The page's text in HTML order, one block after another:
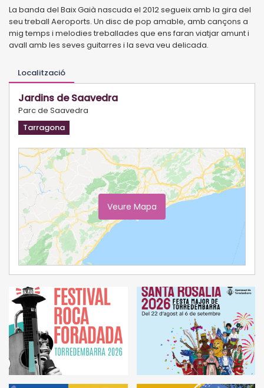
La banda del Baix Gaià nascuda el 2012 segueix amb la gira del
seu treball Aeroports. Un disc de pop amable, amb cançons a
mig temps i melodies treballades que ens faran viatjar amunt i
avall amb les seves guitarres i la seva veu delicada.
Localització
Jardins de Saavedra
Parc de Saavedra
Tarragona
Veure Mapa